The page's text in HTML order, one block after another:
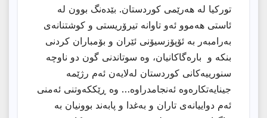
تورکیا لە هەرێمی کوردستان. بێدەنگ بوون لە
ئاستی هەموو ئەو تاوانە تیرۆریستی و کوشتنانەی
بەرامبەر بە ئۆپۆزسیۆنی ئێران و بۆمباران کردنی
بنکە و بارەگاکانیان، وە سوتاندنی گون دو ناوچە
سنورییەکانی کوردستان لەلایەن ئەم رژێمە
جینایەتکارەوە ئەنجامدراوە… وە ڕێککەوتنی ئەمنی
ئەم دواییانەی تاران و بەغدا و پابەند بوونیان بە